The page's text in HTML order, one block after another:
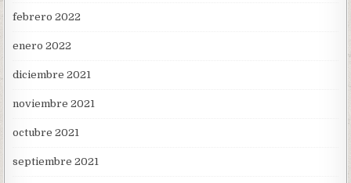
febrero 2022
enero 2022
diciembre 2021
noviembre 2021
octubre 2021
septiembre 2021